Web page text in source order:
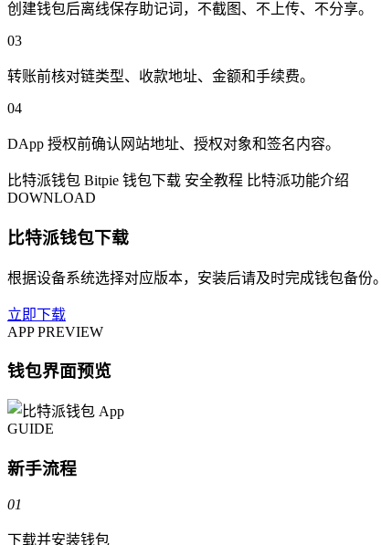
创建钱包后离线保存助记词，不截图、不上传、不分享。
03
转账前核对链类型、收款地址、金额和手续费。
04
DApp 授权前确认网站地址、授权对象和签名内容。
比特派钱包 Bitpie 钱包下载 安全教程 比特派功能介绍
DOWNLOAD
比特派钱包下载
根据设备系统选择对应版本，安装后请及时完成钱包备份。
立即下载
APP PREVIEW
钱包界面预览
GUIDE
新手流程
01
下载并安装钱包